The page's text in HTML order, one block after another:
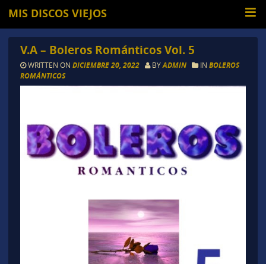
MIS DISCOS VIEJOS
V.A – Boleros Románticos Vol. 5
WRITTEN ON DICIEMBRE 20, 2022 BYADMIN IN BOLEROS
ROMÁNTICOS